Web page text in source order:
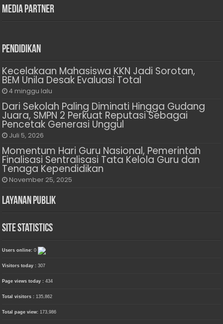
Media Partner
Pendidikan
Kecelakaan Mahasiswa KKN Jadi Sorotan,
BEM Unila Desak Evaluasi Total
4 minggu lalu
Dari Sekolah Paling Diminati Hingga Gudang
Juara, SMPN 2 Perkuat Reputasi Sebagai
Pencetak Generasi Unggul
Juli 5, 2026
Momentum Hari Guru Nasional, Pemerintah
Finalisasi Sentralisasi Tata Kelola Guru dan
Tenaga Kependidikan
November 25, 2025
Layanan Publik
Site Statistics
Users online:0
Visitors today :307
Page views today :434
Total visitors :135,862
Total page view:173,986